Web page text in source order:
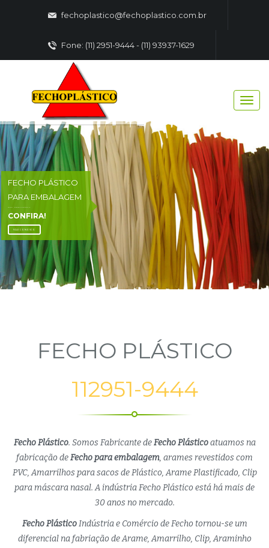
fechoplastico@fechoplastico.com.br
Fone: (11) 2951-9444 - (11) 93937-1629
FECHO PLÁSTICO
PARA EMBALAGEM
CONFIRA!
FALE CONOSCO
FECHO PLÁSTICO
112951-9444
Fecho Plástico. Somos Fabricante deFecho Plásticoatuamos na
fabricação deFecho para embalagem, arames revestidos com
PVC, Amarrilhos para sacos de Plástico, Arame Plastificado, Clip
para máscara nasal. A indústria Fecho Plástico está há mais de
30 anos no mercado.
Fecho PlásticoIndústria e Comércio de Fecho tornou-se um
diferencial na fabriação de Arame, Amarrilho, Clip, Araminho